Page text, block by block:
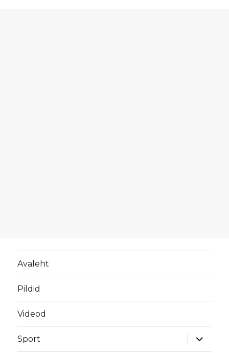
Avaleht
Pildid
Videod
Sport
laienda